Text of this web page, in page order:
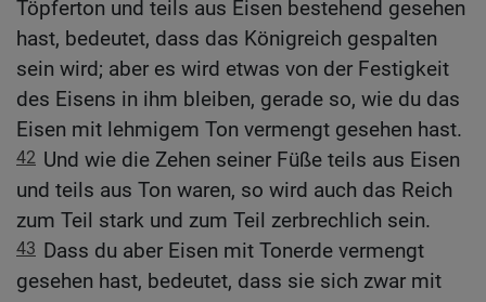
Töpferton und teils aus Eisen bestehend gesehen
hast, bedeutet, dass das Königreich gespalten
sein wird; aber es wird etwas von der Festigkeit
des Eisens in ihm bleiben, gerade so, wie du das
Eisen mit lehmigem Ton vermengt gesehen hast.
42 Und wie die Zehen seiner Füße teils aus Eisen
und teils aus Ton waren, so wird auch das Reich
zum Teil stark und zum Teil zerbrechlich sein.
43 Dass du aber Eisen mit Tonerde vermengt
gesehen hast, bedeutet, dass sie sich zwar mit